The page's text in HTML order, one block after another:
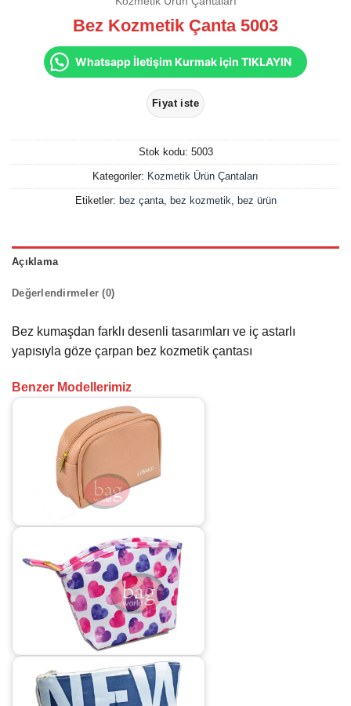
Bez Kozmetik Çanta 5003
Whatsapp İletişim Kurmak için TIKLAYIN
Stok kodu: 5003
Kategoriler: Kozmetik Ürün Çantaları
Etiketler: bez çanta, bez kozmetik, bez ürün
Açıklama
Değerlendirmeler (0)
Bez kumaşdan farklı desenli tasarımları ve iç astarlı
yapısıyla göze çarpan bez kozmetik çantası
Benzer Modellerimiz